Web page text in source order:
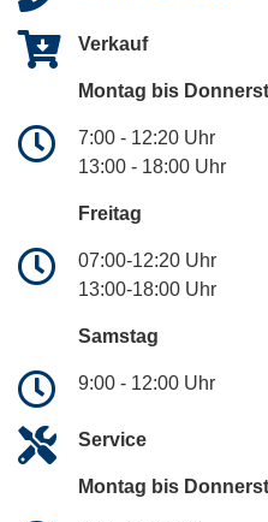
Verkauf
Montag bis
7:00 - 12:20 Uhr
13:00 - 18:00 Uhr
Freitag
07:00-12:20 Uhr
13:00-18:00 Uhr
Samstag
9:00 - 12:00 Uhr
Service
Montag bis